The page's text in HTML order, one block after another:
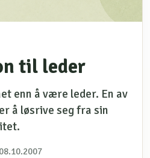
til leder
enn å være leder. En av
å løsrive seg fra sin
08.10.2007